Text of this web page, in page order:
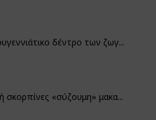
δέντρο των ζωγ...
σκορπίνες «σύζουμη» μακα...